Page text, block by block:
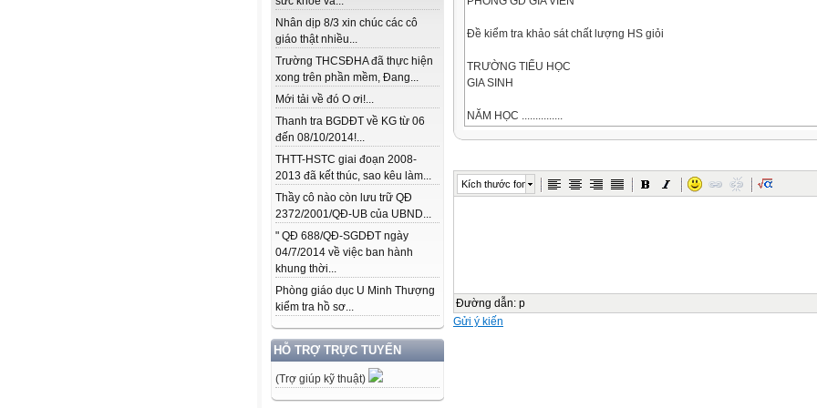
Nhân dịp 8/3 xin chúc các cô
giáo thật nhiều...
Trường THCSĐHA đã thực hiện
xong trên phần mềm, Đang...
Mới tải về đó O ơi!...
Thanh tra BGDĐT về KG từ 06
đến 08/10/2014!...
THTT-HSTC giai đoạn 2008-
2013 đã kết thúc, sao kêu làm...
Thầy cô nào còn lưu trữ QĐ
2372/2001/QĐ-UB của UBND...
" QĐ 688/QĐ-SGDĐT ngày
04/7/2014 về việc ban hành
khung thời...
Phòng giáo dục U Minh Thượng
kiểm tra hồ sơ...
HỖ TRỢ TRỰC TUYẾN
(Trợ giúp kỹ thuật)
Đề kiểm tra khảo sát chất lượng HS giỏi
TRƯỜNG TIỂU HỌC
GIA SINH
NĂM HỌC ...............
Bài 1: (2 điểm)
Bài 2:
a) Điền dấu + ; - vào ô vuông (2 điểm)
Kích thước font
Đường dẫn: p
Gửi ý kiến